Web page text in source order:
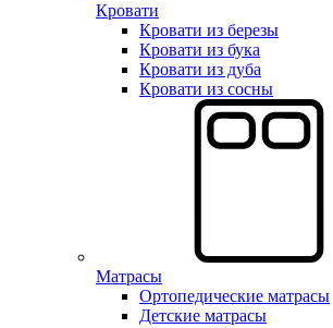
Кровати
Кровати из березы
Кровати из бука
Кровати из дуба
Кровати из сосны
Матрасы
Ортопедические матрасы
Детские матрасы